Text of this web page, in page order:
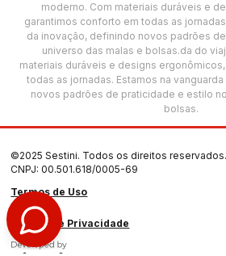
moderno. Com materiais duráveis e
garantimos conforto em todas as
da inovação, definindo novos padrões
universo das malas e bolsas.da do
materiais duráveis e designs
todas as jornadas. Estamos na
novos padrões de praticidade e estilo
bolsas.
©2025 Sestini. Todos os direitos reservados.
CNPJ: 00.501.618/0005-69
Termos de Uso
Política de Privacidade